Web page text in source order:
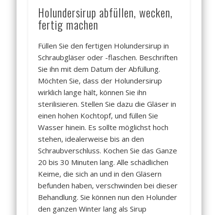
Holundersirup abfüllen, wecken,
fertig machen
Füllen Sie den fertigen Holundersirup in
Schraubgläser oder -flaschen. Beschriften
Sie ihn mit dem Datum der Abfüllung.
Möchten Sie, dass der Holundersirup
wirklich lange hält, können Sie ihn
sterilisieren. Stellen Sie dazu die Gläser in
einen hohen Kochtopf, und füllen Sie
Wasser hinein. Es sollte möglichst hoch
stehen, idealerweise bis an den
Schraubverschluss. Kochen Sie das Ganze
20 bis 30 Minuten lang. Alle schädlichen
Keime, die sich an und in den Gläsern
befunden haben, verschwinden bei dieser
Behandlung. Sie können nun den Holunder
den ganzen Winter lang als Sirup